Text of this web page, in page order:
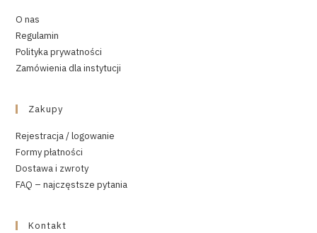
O nas
Regulamin
Polityka prywatności
Zamówienia dla instytucji
Zakupy
Rejestracja / logowanie
Formy płatności
Dostawa i zwroty
FAQ – najczęstsze pytania
Kontakt